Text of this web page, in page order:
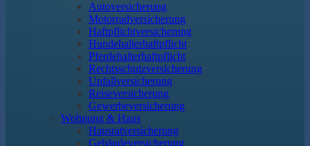
Autoversicherung
Motorradversicherung
Haftpflichtversicherung
Hundehalterhaftpflicht
Pferdehalterhaftpflicht
Rechtsschutzversicherung
Unfallversicherung
Reiseversicherung
Gewerbeversicherung
Wohnung & Haus
Hausratversicherung
Gebäudeversicherung